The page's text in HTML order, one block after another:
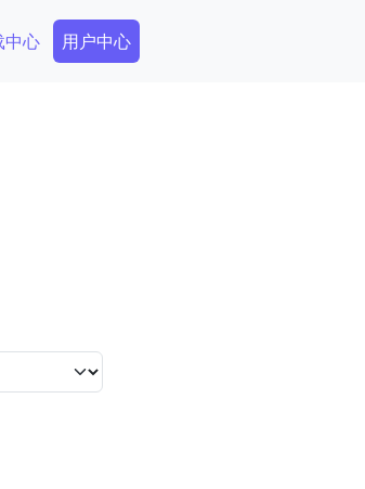
中心 Secondary Menu
用户中心